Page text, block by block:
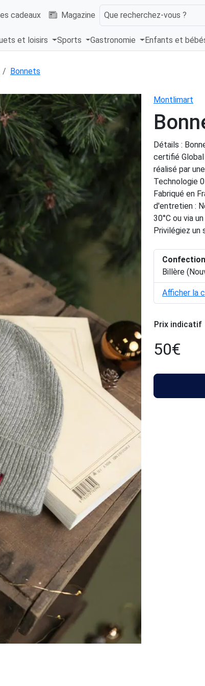
cadeaux Magazine Que recherchez-vous ?
et loisirs Sports Gastronomie Enfants et
Bonnets
Montlimart
Détails :
certifié
réalisé par
Technologie
Fabriqué en
d'entretien :
30°C ou via
Privilégiez un
Confection
Billère
Afficher la
Prix indicatif
50€